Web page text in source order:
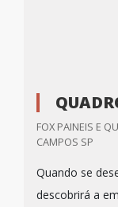
FOX PAINEIS E
CAMPOS SP
Quando se
descobrirá a